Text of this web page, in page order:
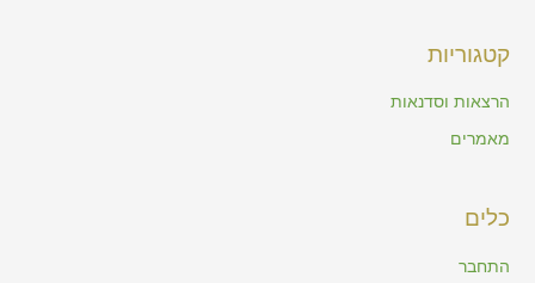
קטגוריות
הרצאות וסדנאות
מאמרים
כלים
התחבר